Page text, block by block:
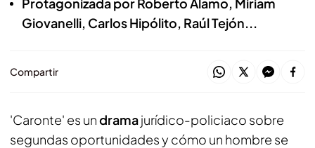
Giovanelli, Carlos Hipólito, Raúl Tejón...
Compartir
'Caronte' es undramajurídico-policiaco sobre
segundas oportunidades y cómo un hombre se